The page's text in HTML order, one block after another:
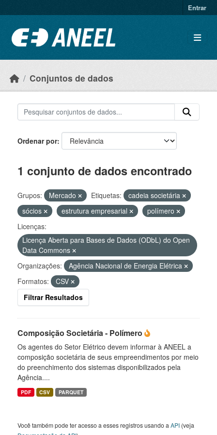
Entrar
Conjuntos de dados
Ordenar por
1 conjunto de dados encontrado
Grupos: Mercado Etiquetas:
cadeia societária
sócios
estrutura empresarial
polímero
Licenças:
Licença Aberta para Bases de Dados (ODbL) do Open
Data Commons
Organizações:
Agência Nacional de Energia Elétrica
Formatos:
CSV
Filtrar Resultados
Composição Societária - Polímero
Os agentes do Setor Elétrico devem informar à ANEEL a
composição societária de seus empreendimentos por meio
do preenchimento dos sistemas disponibilizados pela
Agência....
PDF CSV PARQUET
Você também pode ter acesso a esses registros usando a API (veja